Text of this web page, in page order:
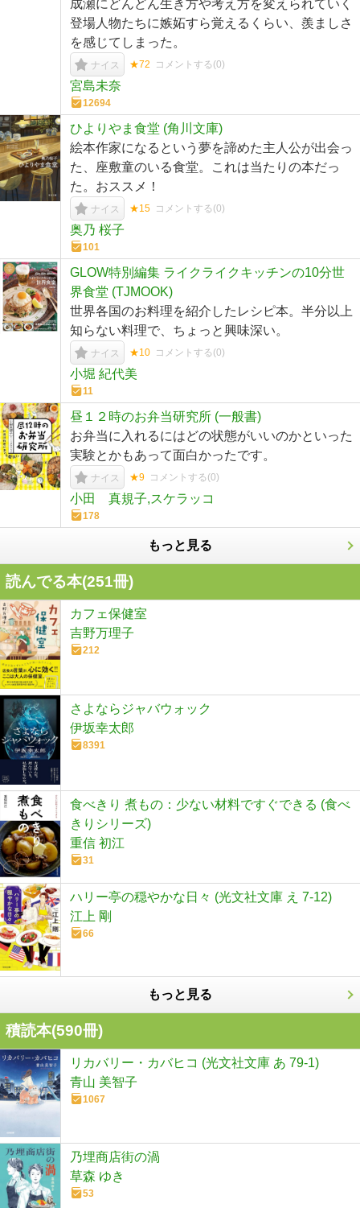
成瀬にどんどん生き方や考え方を変えられていく
登場人物たちに嫉妬すら覚えるくらい、羨ましさ
を感じてしまった。
ナイス ★72 コメントする(0)
宮島未奈
12694
ひよりやま食堂 (角川文庫)
絵本作家になるという夢を諦めた主人公が出会っ
た、座敷童のいる食堂。これは当たりの本だっ
た。おススメ！
ナイス ★15 コメントする(0)
奥乃 桜子
101
GLOW特別編集 ライクライクキッチンの10分世
界食堂 (TJMOOK)
世界各国のお料理を紹介したレシピ本。半分以上
知らない料理で、ちょっと興味深い。
ナイス ★10 コメントする(0)
小堀 紀代美
11
昼１２時のお弁当研究所 (一般書)
お弁当に入れるにはどの状態がいいのかといった
実験とかもあって面白かったです。
ナイス ★9 コメントする(0)
小田 真規子,スケラッコ
178
もっと見る
読んでる本(251冊)
カフェ保健室
吉野万理子
212
さよならジャバウォック
伊坂幸太郎
8391
食べきり 煮もの：少ない材料ですぐできる (食べ
きりシリーズ)
重信 初江
31
ハリー亭の穏やかな日々 (光文社文庫 え 7-12)
江上 剛
66
もっと見る
積読本(590冊)
リカバリー・カバヒコ (光文社文庫 あ 79-1)
青山 美智子
1067
乃埋商店街の渦
草森 ゆき
53